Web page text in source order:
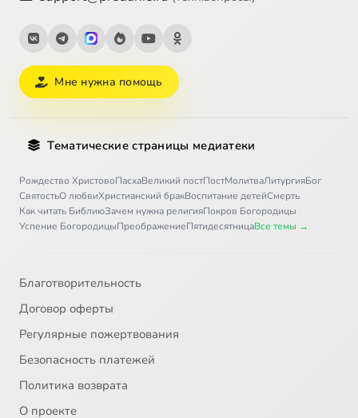
Мне нужна помощь
Тематические страницы медиатеки
Рождество ХристовоПасхаВеликий постПостМолитваЛитургияБог
СвятостьО любвиХристианский бракВоспитание детейСмерть
Как читать БиблиюЗачем нужна религияПокров Богородицы
Успение БогородицыПреображениеПятидесятницаВсе темы →
Благотворительность
Договор оферты
Регулярные пожертвования
Безопасность платежей
Политика возврата
О проекте